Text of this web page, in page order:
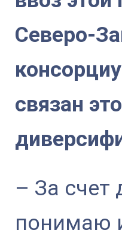
Северо-
связан
– За счет
понимаю